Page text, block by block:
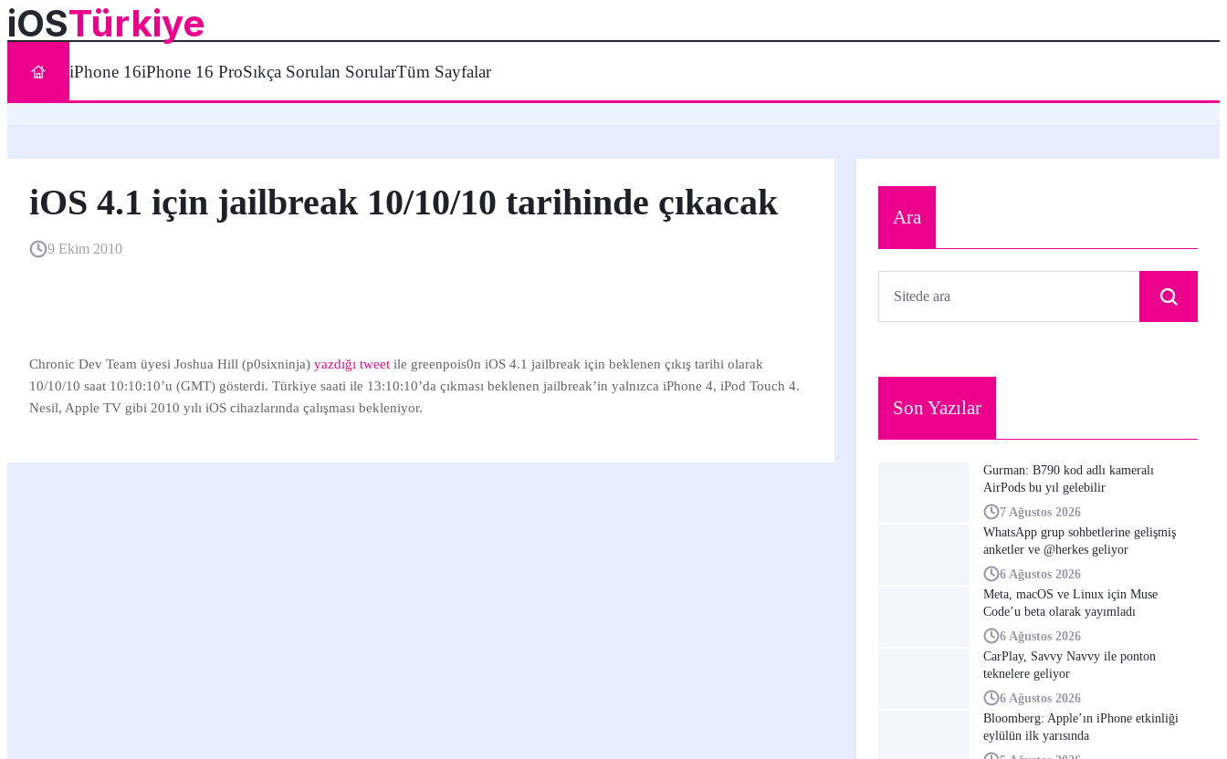
iOSTürkiye
iPhone 16iPhone 16 ProSıkça Sorulan SorularTüm Sayfalar
iOS 4.1 için jailbreak 10/10/10 tarihinde çıkacak
9 Ekim 2010
Chronic Dev Team üyesi Joshua Hill (p0sixninja) yazdığı tweet ile greenpois0n iOS 4.1 jailbreak için beklenen çıkış tarihi olarak
10/10/10 saat 10:10:10’u (GMT) gösterdi. Türkiye saati ile 13:10:10’da çıkması beklenen jailbreak’in yalnızca iPhone 4, iPod Touch 4.
Nesil, Apple TV gibi 2010 yılı iOS cihazlarında çalışması bekleniyor.
Ara
Son Yazılar
Gurman: B790 kod adlı kameralı
AirPods bu yıl gelebilir
7 Ağustos 2026
WhatsApp grup sohbetlerine gelişmiş
anketler ve @herkes geliyor
6 Ağustos 2026
Meta, macOS ve Linux için Muse
Code’u beta olarak yayımladı
6 Ağustos 2026
CarPlay, Savvy Navvy ile ponton
teknelere geliyor
6 Ağustos 2026
Bloomberg: Apple’ın iPhone etkinliği
eylülün ilk yarısında